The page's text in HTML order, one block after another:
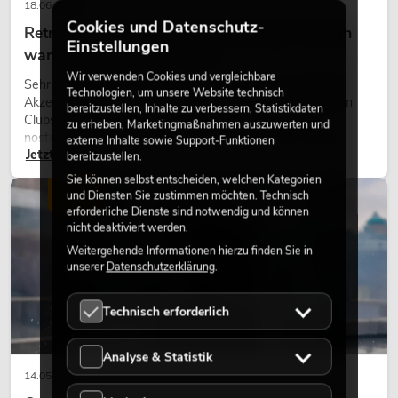
18.06.2026
Retro-Licht im modernen Lichtdesign: Warum
warmes Licht wieder wirkt
Sehr warmes Licht, sichtbare Leuchtflächen und farbige
Akzente prägen viele aktuelle Lichtdesigns auf Bühnen, in
Clubs und bei Events. Retro-Licht ist dabei kein rein
nostalgischer Effekt, sondern ein bewusst eingesetztes
Gestaltungsmittel: Es schafft Atmosphäre, gibt Szenen
Charakter und kann technische LED-Setups emotionaler
wirken lassen.
Jetzt lesen
14.05.2026
LICHT
Cookies und Datenschutz-
Einstellungen
Wir verwenden Cookies und vergleichbare
Technologien, um unsere Website technisch
bereitzustellen, Inhalte zu verbessern, Statistikdaten
zu erheben, Marketingmaßnahmen auszuwerten und
externe Inhalte sowie Support-Funktionen
bereitzustellen.
Sie können selbst entscheiden, welchen Kategorien
und Diensten Sie zustimmen möchten. Technisch
erforderliche Dienste sind notwendig und können
nicht deaktiviert werden.
Weitergehende Informationen hierzu finden Sie in
unsererDatenschutzerklärung.
Technisch erforderlich
Analyse & Statistik